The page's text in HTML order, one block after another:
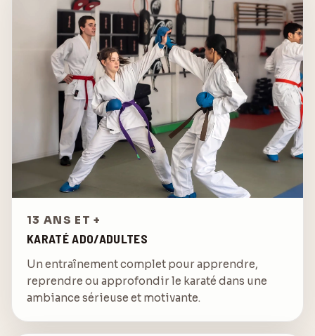
13 ANS ET +
KARATÉ ADO/ADULTES
Un entraînement complet pour apprendre,
reprendre ou approfondir le karaté dans une
ambiance sérieuse et motivante.